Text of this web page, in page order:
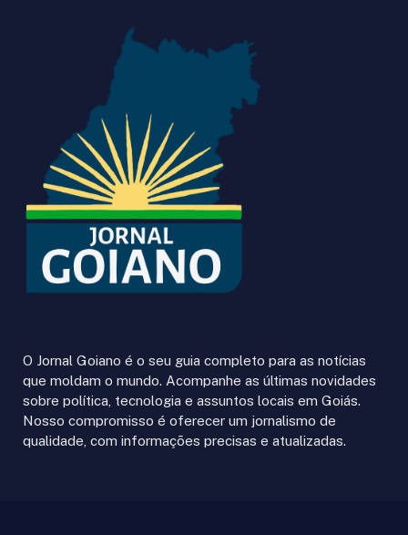
O Jornal Goiano é o seu guia completo para as notícias
que moldam o mundo. Acompanhe as últimas novidades
sobre política, tecnologia e assuntos locais em Goiás.
Nosso compromisso é oferecer um jornalismo de
qualidade, com informações precisas e atualizadas.